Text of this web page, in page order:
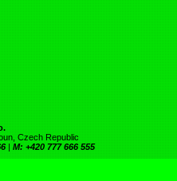
Czech Republic
| M: +420 777 666 555